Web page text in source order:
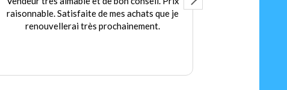
raisonnable. Satisfaite de mes achats que je
renouvellerai très prochainement.